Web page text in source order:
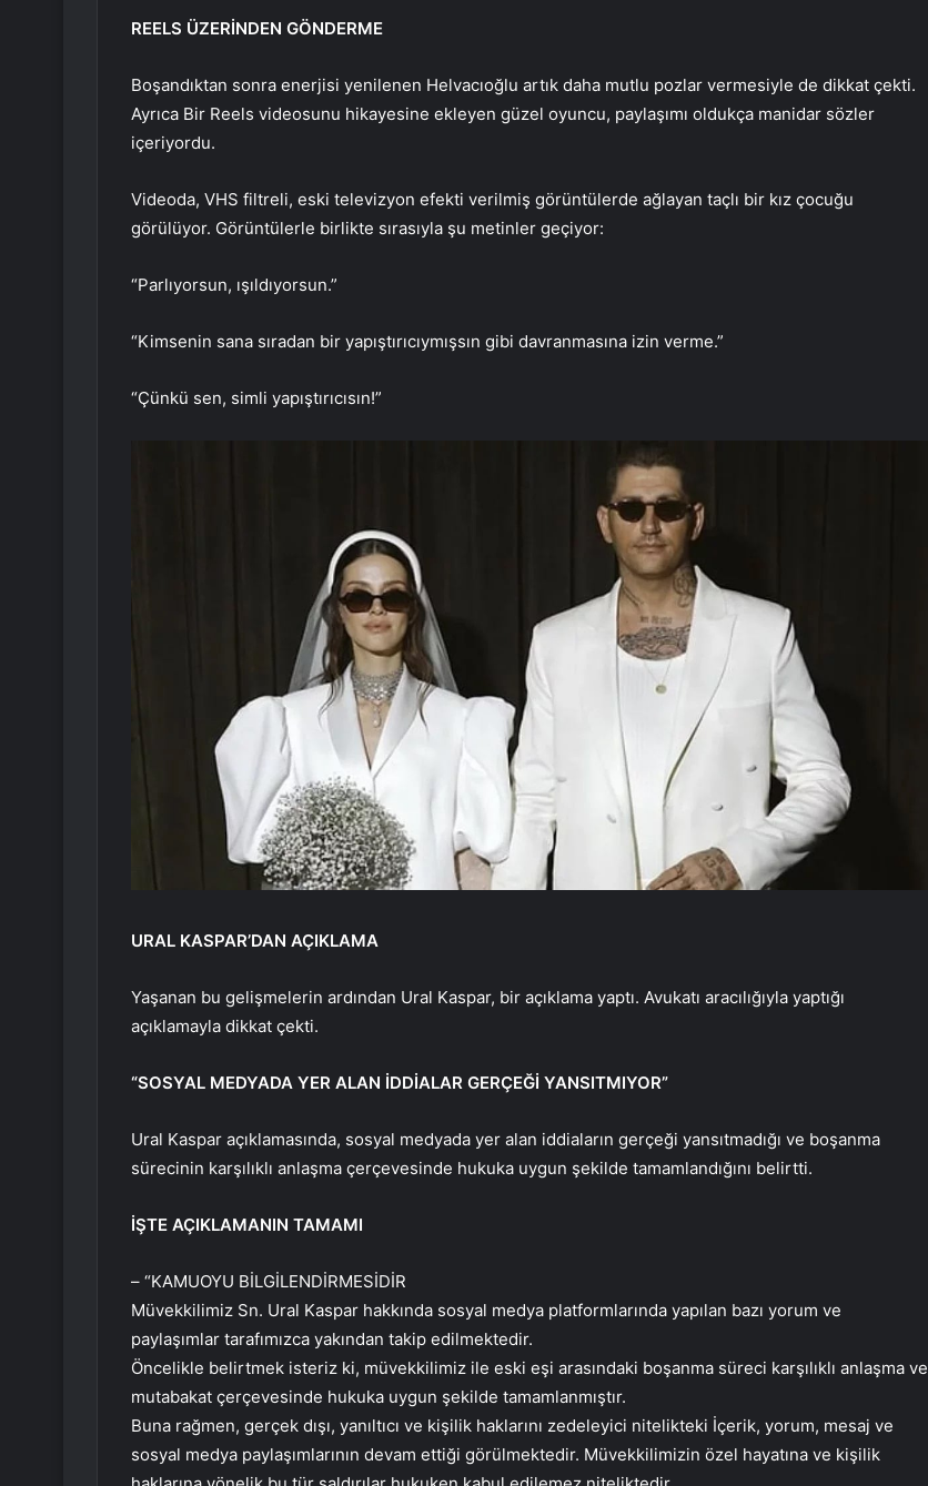
REELS ÜZERİNDEN GÖNDERME
Boşandıktan sonra enerjisi yenilenen Helvacıoğlu artık daha mutlu pozlar vermesiyle de dikkat çekti.
Ayrıca Bir Reels videosunu hikayesine ekleyen güzel oyuncu, paylaşımı oldukça manidar sözler
içeriyordu.
Videoda, VHS filtreli, eski televizyon efekti verilmiş görüntülerde ağlayan taçlı bir kız çocuğu
görülüyor. Görüntülerle birlikte sırasıyla şu metinler geçiyor:
“Parlıyorsun, ışıldıyorsun.”
“Kimsenin sana sıradan bir yapıştırıcıymışsın gibi davranmasına izin verme.”
“Çünkü sen, simli yapıştırıcısın!”
URAL KASPAR’DAN AÇIKLAMA
Yaşanan bu gelişmelerin ardından Ural Kaspar, bir açıklama yaptı. Avukatı aracılığıyla yaptığı
açıklamayla dikkat çekti.
“SOSYAL MEDYADA YER ALAN İDDİALAR GERÇEĞİ YANSITMIYOR”
Ural Kaspar açıklamasında, sosyal medyada yer alan iddiaların gerçeği yansıtmadığı ve boşanma
sürecinin karşılıklı anlaşma çerçevesinde hukuka uygun şekilde tamamlandığını belirtti.
İŞTE AÇIKLAMANIN TAMAMI
– “KAMUOYU BİLGİLENDİRMESİDİR
Müvekkilimiz Sn. Ural Kaspar hakkında sosyal medya platformlarında yapılan bazı yorum ve
paylaşımlar tarafımızca yakından takip edilmektedir.
Öncelikle belirtmek isteriz ki, müvekkilimiz ile eski eşi arasındaki boşanma süreci karşılıklı anlaşma ve
mutabakat çerçevesinde hukuka uygun şekilde tamamlanmıştır.
Buna rağmen, gerçek dışı, yanıltıcı ve kişilik haklarını zedeleyici nitelikteki İçerik, yorum, mesaj ve
sosyal medya paylaşımlarının devam ettiği görülmektedir. Müvekkilimizin özel hayatına ve kişilik